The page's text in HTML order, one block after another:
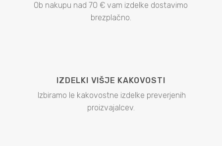
Ob nakupu nad 70 € vam izdelke dostavimo
brezplačno.
IZDELKI VIŠJE KAKOVOSTI
Izbiramo le kakovostne izdelke preverjenih
proizvajalcev.